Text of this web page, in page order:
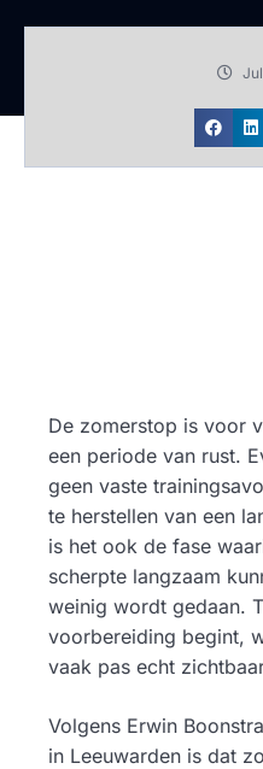
De zomerstop is voor
een periode van rust.
geen vaste
te herstellen van een
is het ook de fase
scherpte langzaam
weinig wordt gedaan.
voorbereiding begint,
vaak pas echt
Volgens Erwin
in Leeuwarden is dat